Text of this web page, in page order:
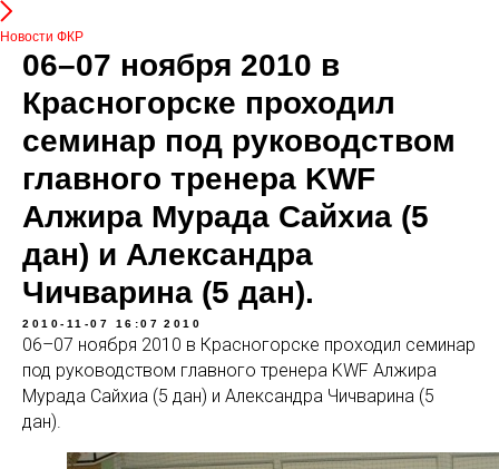
Новости ФКР
06–07 ноября 2010 в
Красногорске проходил
семинар под руководством
главного тренера KWF
Алжира Мурада Сайхиа (5
дан) и Александра
Чичварина (5 дан).
2010-11-07 16:07 2010
06–07 ноября 2010 в Красногорске проходил семинар
под руководством главного тренера KWF Алжира
Мурада Сайхиа (5 дан) и Александра Чичварина (5
дан).